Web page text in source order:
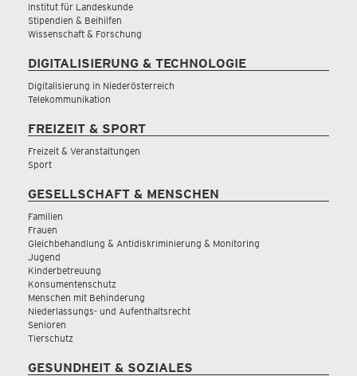
Institut für Landeskunde
Stipendien & Beihilfen
Wissenschaft & Forschung
DIGITALISIERUNG & TECHNOLOGIE
Digitalisierung in Niederösterreich
Telekommunikation
FREIZEIT & SPORT
Freizeit & Veranstaltungen
Sport
GESELLSCHAFT & MENSCHEN
Familien
Frauen
Gleichbehandlung & Antidiskriminierung & Monitoring
Jugend
Kinderbetreuung
Konsumentenschutz
Menschen mit Behinderung
Niederlassungs- und Aufenthaltsrecht
Senioren
Tierschutz
GESUNDHEIT & SOZIALES